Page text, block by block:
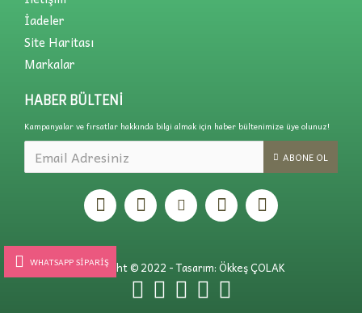
WHATSAPP SIPARIŞ
İadeler
Site Haritası
Markalar
HABER BÜLTENI
Kampanyalar ve fırsatlar hakkında bilgi almak için haber bültenimize üye olunuz!
ABONE OL
Copyright © 2022 - Tasarım: Ökkeş ÇOLAK